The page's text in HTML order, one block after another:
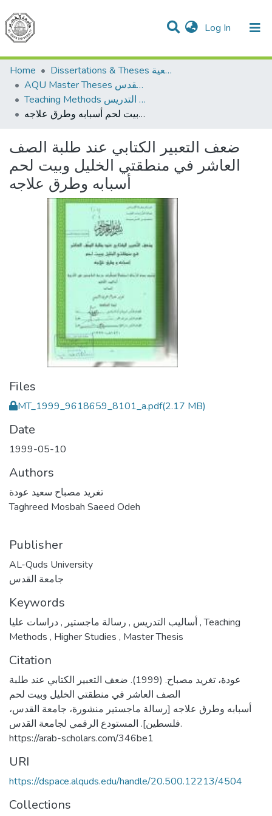
Log In (current)
Communities & Collections
All of DSpace
Home
Dissertations & Theses الرسائل الجامعية
AQU Master Theses الرسائل الجامعية الخاصة بجامعة القدس
Teaching Methods أساليب التدريس
ضعف التعبير الكتابي عند طلبة الصف العاشر في منطقتي الخليل وبيت لحم أسبابه وطرق علاجه
ضعف التعبير الكتابي عند طلبة الصف
العاشر في منطقتي الخليل وبيت لحم
أسبابه وطرق علاجه
Files
MT_1999_9618659_8101_a.pdf(2.17 MB)
Date
1999-05-10
Authors
تغريد مصباح سعيد عودة
Taghreed Mosbah Saeed Odeh
Publisher
AL-Quds University
جامعة القدس
Keywords
أساليب التدريس , رسالة ماجستير , ,Teaching
Methods , Higher Studies , Master Thesis
Citation
عودة، تغريد مصباح. (1999). ضعف التعبير الكتابي عند طلبة
الصف العاشر في منطقتي الخليل وبيت لحم
أسبابه وطرق علاجه [رسالة ماجستير منشورة، جامعة القدس،
فلسطين]. المستودع الرقمي لجامعة القدس.
https://arab-scholars.com/346be1
URI
https://dspace.alquds.edu/handle/20.500.12213/4504
Collections